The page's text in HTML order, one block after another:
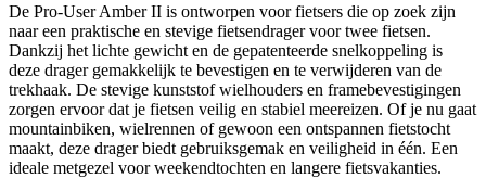
De Pro-User Amber II is ontworpen voor fietsers die op zoek zijn
naar een praktische en stevige fietsendrager voor twee fietsen.
Dankzij het lichte gewicht en de gepatenteerde snelkoppeling is
deze drager gemakkelijk te bevestigen en te verwijderen van de
trekhaak. De stevige kunststof wielhouders en framebevestigingen
zorgen ervoor dat je fietsen veilig en stabiel meereizen. Of je nu gaat
mountainbiken, wielrennen of gewoon een ontspannen fietstocht
maakt, deze drager biedt gebruiksgemak en veiligheid in één. Een
ideale metgezel voor weekendtochten en langere fietsvakanties.